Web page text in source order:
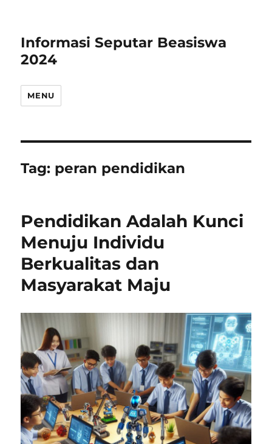
Informasi Seputar Beasiswa
2024
MENU
Tag: peran pendidikan
Pendidikan Adalah Kunci
Menuju Individu
Berkualitas dan
Masyarakat Maju